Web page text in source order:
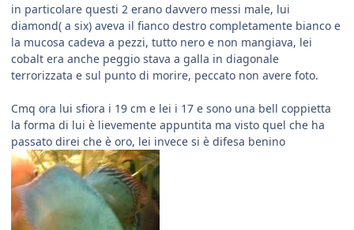
in particolare questi 2 erano davvero messi male, lui
diamond( a six) aveva il fianco destro completamente bianco e
la mucosa cadeva a pezzi, tutto nero e non mangiava, lei
cobalt era anche peggio stava a galla in diagonale
terrorizzata e sul punto di morire, peccato non avere foto.
Cmq ora lui sfiora i 19 cm e lei i 17 e sono una bell coppietta
la forma di lui è lievemente appuntita ma visto quel che ha
passato direi che è oro, lei invece si è difesa benino